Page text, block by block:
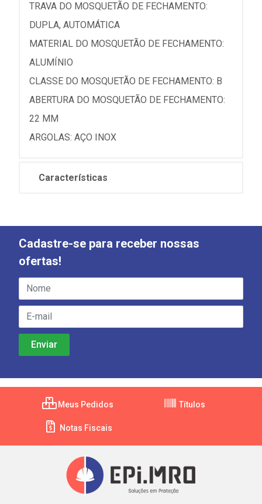
TRAVA DO MOSQUETÃO DE FECHAMENTO:
DUPLA, AUTOMÁTICA
MATERIAL DO MOSQUETÃO DE FECHAMENTO:
ALUMÍNIO
CLASSE DO MOSQUETÃO DE FECHAMENTO: B
ABERTURA DO MOSQUETÃO DE FECHAMENTO:
22 MM
ARGOLAS: AÇO INOX
Características
Cadastre-se para receber nossas
ofertas!
Meus Pedidos Títulos
Notas Fiscais